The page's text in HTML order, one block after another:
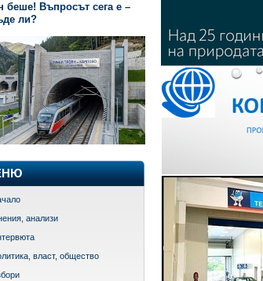
беше! Въпросът сега е –
ли?
анализи
власт, общество